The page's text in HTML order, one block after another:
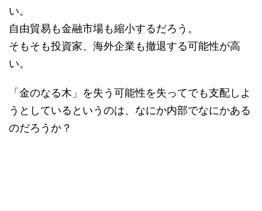
い。
自由貿易も金融市場も縮小するだろう。
そもそも投資家、海外企業も撤退する可能性が高
い。
「金のなる木」を失う可能性を失ってでも支配しよ
うとしているというのは、なにか内部でなにかある
のだろうか？